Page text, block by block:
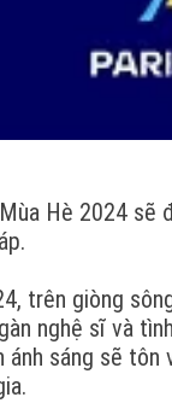
Hè 2024
trên giòng
nghệ sĩ và
sáng sẽ